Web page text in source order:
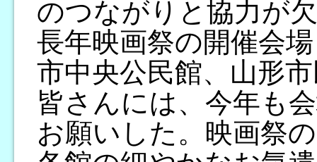
のつながりと協力が
長年映画祭の開催会
市中央公民館、山形
皆さんには、今年も
お願いした。映画祭